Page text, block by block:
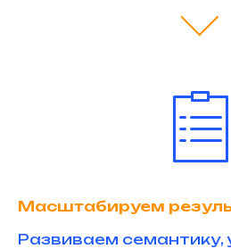
Масштабируем
Развиваем семантику,